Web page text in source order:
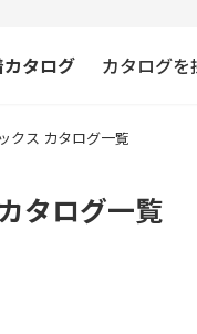
タログ カタログを
クス カタログ一覧
タログ一覧